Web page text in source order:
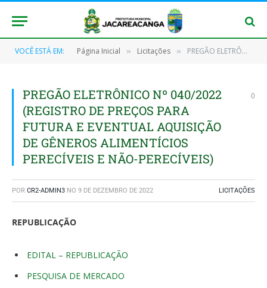
VOCÊ ESTÁ EM: Página Inicial » Licitações » PREGÃO ELETRÔNICO Nº 040/2022 (REGISTRO DE PREÇOS PARA FUTURA E EVENTUAL AQUISIÇÃO DE GÊNEROS ALIMENTÍCIOS PERECÍVEIS E NÃO-PERECÍVEIS)
PREGÃO ELETRÔNICO Nº 040/2022
(REGISTRO DE PREÇOS PARA
FUTURA E EVENTUAL AQUISIÇÃO
DE GÊNEROS ALIMENTÍCIOS
PERECÍVEIS E NÃO-PERECÍVEIS)
0
POR CR2-ADMIN3 NO 9 DE DEZEMBRO DE 2022 LICITAÇÕES
REPUBLICAÇÃO
EDITAL – REPUBLICAÇÃO
PESQUISA DE MERCADO